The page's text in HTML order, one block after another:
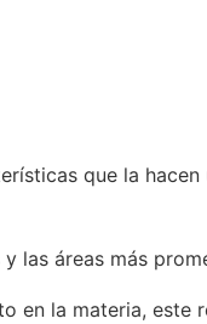
que la
las áreas más
la materia, este